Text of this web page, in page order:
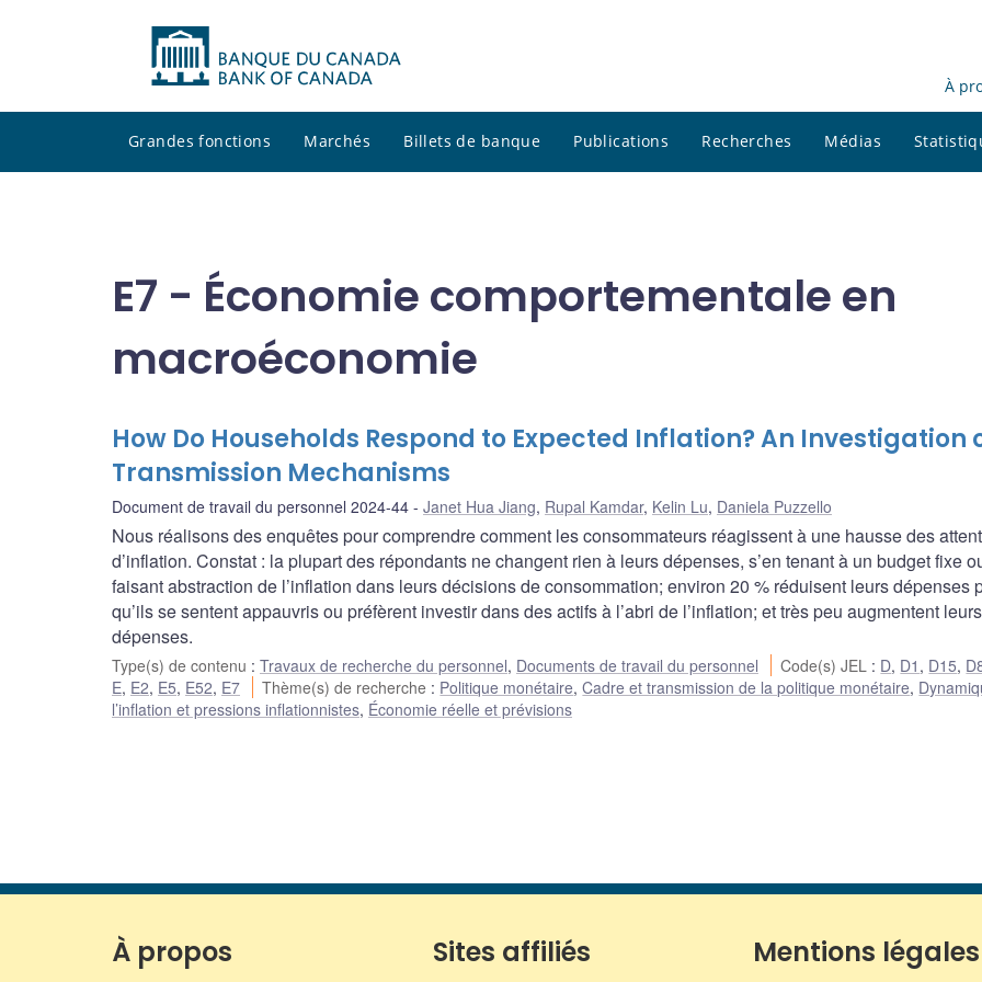
À
Grandes fonctions Marchés Billets de banque Publications Recherches Médias
E7 - Économie comportementale en
macroéconomie
How Do Households Respond to Expected Inflation? An Investigation
Transmission Mechanisms
Document de travail du personnel 2024-44 Janet Hua Jiang, Rupal Kamdar, Kelin Lu, Daniela Puzzello
Nous réalisons des enquêtes pour comprendre comment les consommateurs réagissent à une hausse des
d’inflation. Constat : la plupart des répondants ne changent rien à leurs dépenses, s’en tenant à un budget fixe
faisant abstraction de l’inflation dans leurs décisions de consommation; environ 20 % réduisent leurs dépenses
qu’ils se sentent appauvris ou préfèrent investir dans des actifs à l’abri de l’inflation; et très peu augmentent leurs
dépenses.
Type(s) de contenu : Travaux de recherche du personnel, Documents de travail du personnel Code(s) JEL : D, D1 , D15,
E, E2, E5, E52, E7 Thème(s) de recherche : Politique monétaire,Cadre et transmission de la politique monétaire,
l’inflation et pressions inflationnistes, Économie réelle et prévisions
À propos Sites affiliés Mentions légales